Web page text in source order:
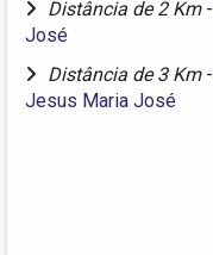
Distância de 2 Km -
José
Distância de 3 Km -
Jesus Maria José